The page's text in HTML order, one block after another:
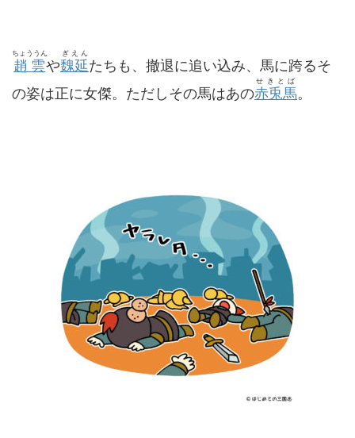
趙雲
ちょううん
や魏延
ぎえん
たちも、撤退に追い込み、馬に跨るそ
の姿は正に女傑。ただしその馬はあの赤兎馬
せきとば
。